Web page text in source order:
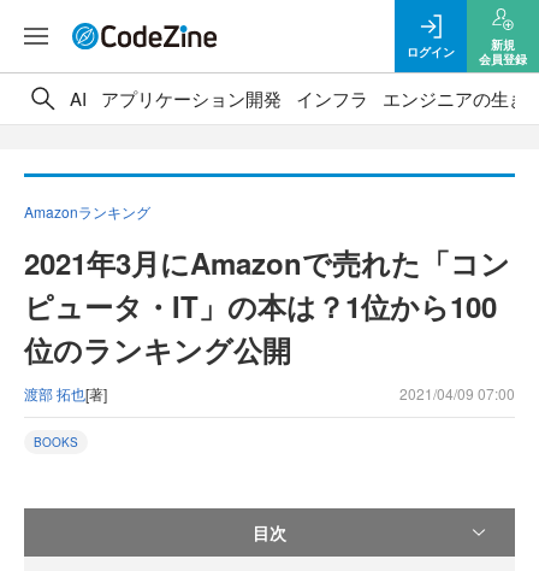
ログイン
新規
会員登録
AI アプリケーション開発 インフラ エンジニアの生き
Amazonランキング
2021年3月にAmazonで売れた「コン
ピュータ・IT」の本は？1位から100
位のランキング公開
渡部 拓也[著] 2021/04/09 07:00
BOOKS
目次